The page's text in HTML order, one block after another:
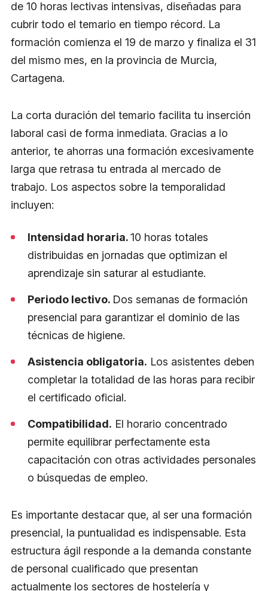
de 10 horas lectivas intensivas, diseñadas para
cubrir todo el temario en tiempo récord. La
formación comienza el 19 de marzo y finaliza el 31
del mismo mes, en la provincia de Murcia,
Cartagena.
La corta duración del temario facilita tu inserción
laboral casi de forma inmediata. Gracias a lo
anterior, te ahorras una formación excesivamente
larga que retrasa tu entrada al mercado de
trabajo. Los aspectos sobre la temporalidad
incluyen:
Intensidad horaria.10 horas totales
distribuidas en jornadas que optimizan el
aprendizaje sin saturar al estudiante.
Periodo lectivo. Dos semanas de formación
presencial para garantizar el dominio de las
técnicas de higiene.
Asistencia obligatoria. Los asistentes deben
completar la totalidad de las horas para recibir
el certificado oficial.
Compatibilidad. El horario concentrado
permite equilibrar perfectamente esta
capacitación con otras actividades personales
o búsquedas de empleo.
Es importante destacar que, al ser una formación
presencial, la puntualidad es indispensable. Esta
estructura ágil responde a la demanda constante
de personal cualificado que presentan
actualmente los sectores de hostelería y